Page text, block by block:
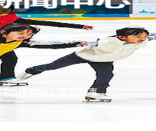
口碑的惊人蜕变故事